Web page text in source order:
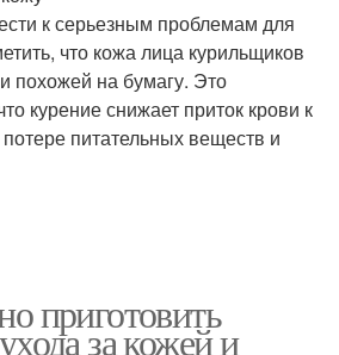
к серьезным проблемам для
что кожа лица курильщиков
похожей на бумагу. Это
курение снижает приток крови к
питательных веществ и
приготовить
за кожей и